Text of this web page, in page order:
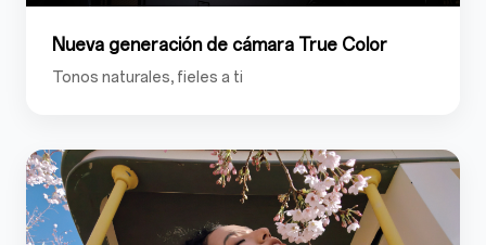
Nueva generación de cámara True Color
Tonos naturales, fieles a ti